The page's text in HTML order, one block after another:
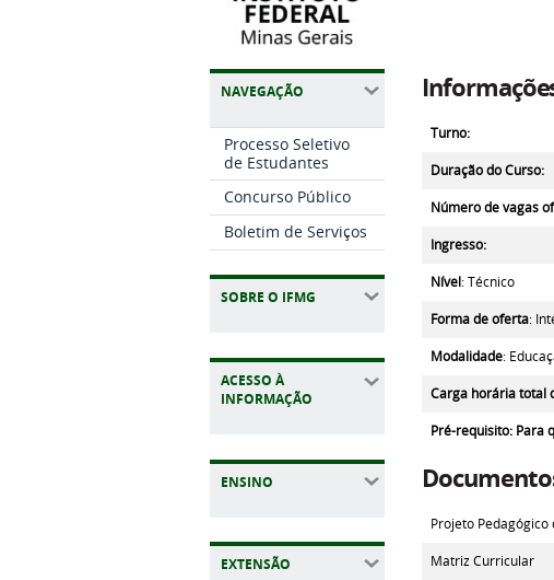
NAVEGAÇÃO
Processo Seletivo
de Estudantes
Concurso Público
Boletim de Serviços
SOBRE O IFMG
ACESSO À
INFORMAÇÃO
ENSINO
EXTENSÃO
Turno:
Duração do Curso:
Número de vagas
Ingresso:
Nível: Técnico
Forma de oferta:
Modalidade:
Carga horária total
Pré-requisito: Para
Projeto Pedagógico
Matriz Curricular